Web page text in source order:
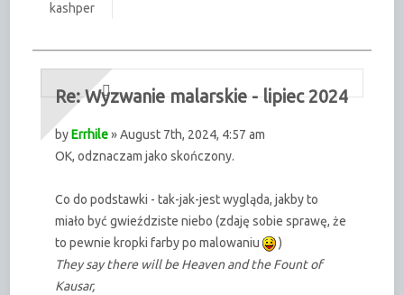
kashper
Re: Wyzwanie malarskie - lipiec 2024
byErrhile» August 7th, 2024, 4:57 am
OK, odznaczam jako skończony.
Co do podstawki - tak-jak-jest wygląda, jakby to
miało być gwieździste niebo (zdaję sobie sprawę, że
to pewnie kropki farby po malowaniu
)
They say there will be Heaven and the Fount of
Kausar,